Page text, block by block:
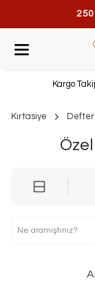
Kargo
Kırtasiye Defter